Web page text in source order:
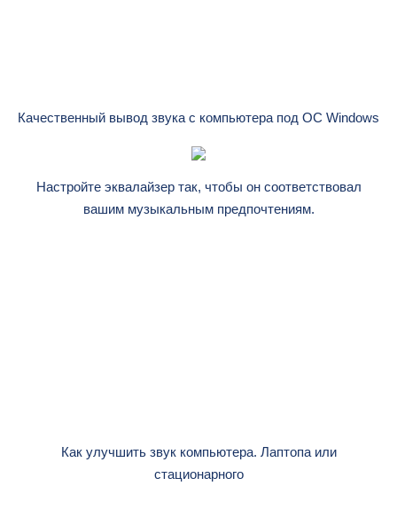
Качественный вывод звука c компьютера под ОС Windows
Настройте эквалайзер так, чтобы он соответствовал
вашим музыкальным предпочтениям.
Как улучшить звук компьютера. Лаптопа или
стационарного